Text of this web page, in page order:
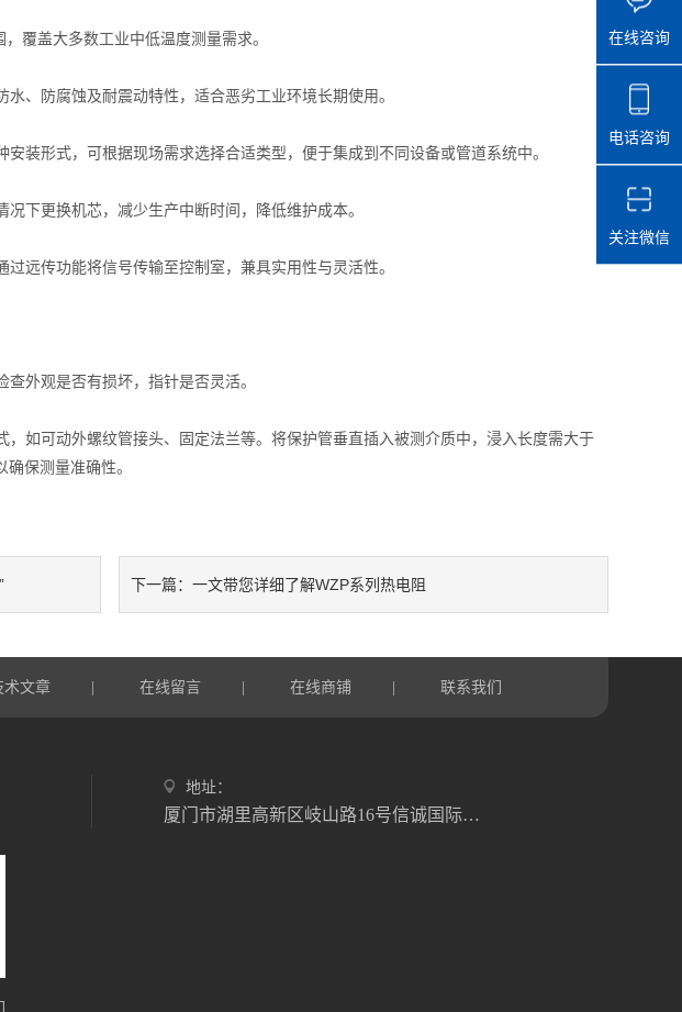
盖大多数工业中低温度测量需求。
防腐蚀及耐震动特性，适合恶劣工业环境长期使用。
形式，可根据现场需求选择合适类型，便于集成到不同设备或管道系统中。
更换机芯，减少生产中断时间，降低维护成本。
传功能将信号传输至控制室，兼具实用性与灵活性。
外观是否有损坏，指针是否灵活。
可动外螺纹管接头、固定法兰等。将保护管垂直插入被测介质中，浸入长度需大于
保测量准确性。
下一篇：一文带您详细了解WZP系列热电阻
术文章 在线留言 在线商铺 联系我们
地址：
厦门市湖里高新区岐山路16号信诚国际大厦1号楼822室
在线咨询
电话咨询
关注微信